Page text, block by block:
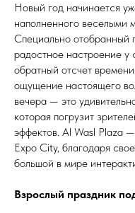
Новый год начинается
наполненного веселыми
Специально отобранный
радостное настроение у
обратный отсчет
ощущение настоящего
вечера — это
которая погрузит
эффектов. Al Wasl Plaza
Expo City, благодаря
большой в мире
Взрослый праздник